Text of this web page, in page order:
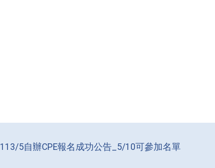
113/5自辦CPE報名成功公告_5/10可參加名單